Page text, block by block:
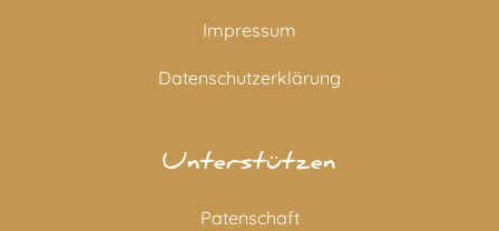
Impressum
Datenschutzerklärung
Unterstützen
Patenschaft